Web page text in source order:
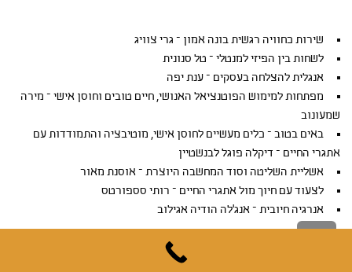
שירות כחוויה רגשית בונה אמון – גרי צוויג
לשחות בין הפיזי למנטלי – טל סנונית
אנגלית להצלחה בעסקים – ענת יפה
מפתחות למימוש הפוטנציאל האנושי, חיים טובים וחוסן אישי – מירה
שמעונוב
באים בטוב – כלים מעשיים לחוסן אישי, מוטיבציה והתמודדות עם
אתגרי החיים – דיקלה פוגל לבנשטיין
אשליית השליטה וסוד המחשבה היוצרת – אוסנת מאור
לצעוד עם חיוך מול אתגרי החיים – רותי סספורטס
אנרגיה חיובית – אנג'לה הודיה אגילוב